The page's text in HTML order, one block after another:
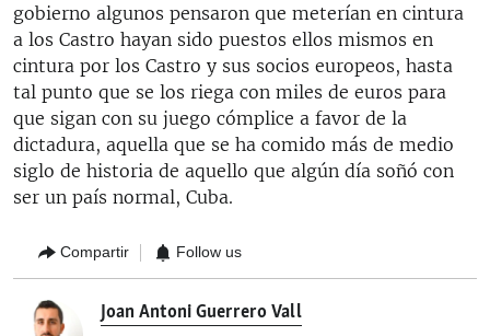
gobierno algunos pensaron que meterían en cintura
a los Castro hayan sido puestos ellos mismos en
cintura por los Castro y sus socios europeos, hasta
tal punto que se los riega con miles de euros para
que sigan con su juego cómplice a favor de la
dictadura, aquella que se ha comido más de medio
siglo de historia de aquello que algún día soñó con
ser un país normal, Cuba.
Compartir Follow us
Joan Antoni Guerrero Vall